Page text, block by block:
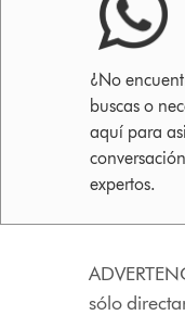
¿No
buscas o
aquí para
expertos.
sólo